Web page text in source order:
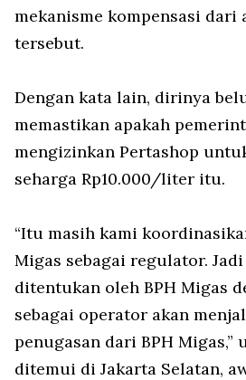
mekanisme kompensasi dari
tersebut.
Dengan kata lain, dirinya
memastikan apakah
mengizinkan Pertashop
seharga Rp10.000/liter itu.
“Itu masih kami
Migas sebagai regulator.
ditentukan oleh BPH Migas
sebagai operator akan
penugasan dari BPH Migas,”
ditemui di Jakarta Selatan,